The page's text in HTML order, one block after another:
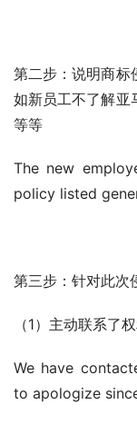
第二步：说明商标
如新员工不了解亚
等等
The new
policy listed
第三步：针对此次
（1）主动联系了
We have
to apologize